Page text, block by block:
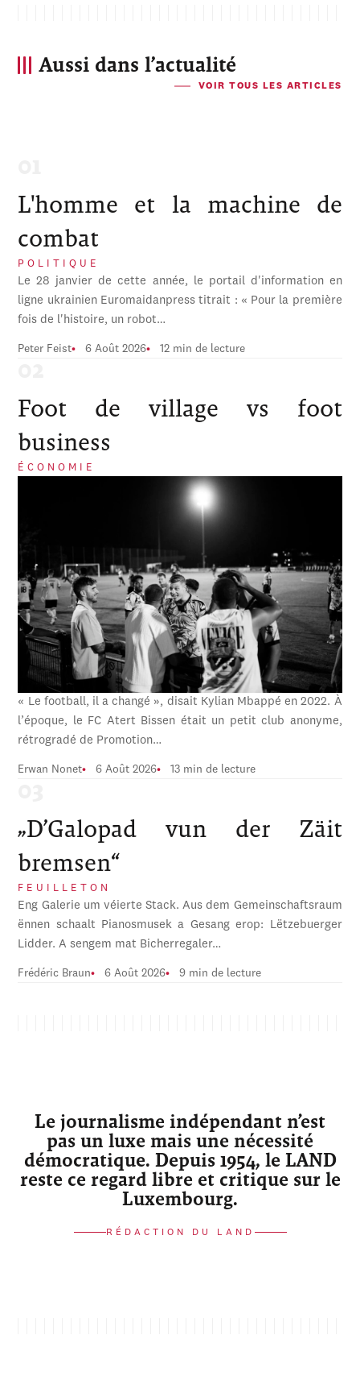
Aussi dans l’actualité
VOIR TOUS LES ARTICLES
L'homme et la machine de
combat
POLITIQUE
Le 28 janvier de cette année, le portail d'information en
ligne ukrainien Euromaidanpress titrait : « Pour la première
fois de l'histoire, un robot…
Peter Feist 6 Août 2026 12 min de lecture
Foot de village vs foot
business
ÉCONOMIE
« Le football, il a changé », disait Kylian Mbappé en 2022. À
l’époque, le FC Atert Bissen était un petit club anonyme,
rétrogradé de Promotion…
Erwan Nonet 6 Août 2026 13 min de lecture
„D’Galopad vun der Zäit
bremsen“
FEUILLETON
Eng Galerie um véierte Stack. Aus dem Gemeinschaftsraum
ënnen schaalt Pianosmusek a Gesang erop: Lëtzebuerger
Lidder. A sengem mat Bicherregaler…
Frédéric Braun 6 Août 2026 9 min de lecture
Le journalisme indépendant n’est
pas un luxe mais une nécessité
démocratique. Depuis 1954, le LAND
reste ce regard libre et critique sur le
Luxembourg.
RÉDACTION DU LAND